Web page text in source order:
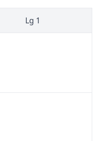
Lg 1